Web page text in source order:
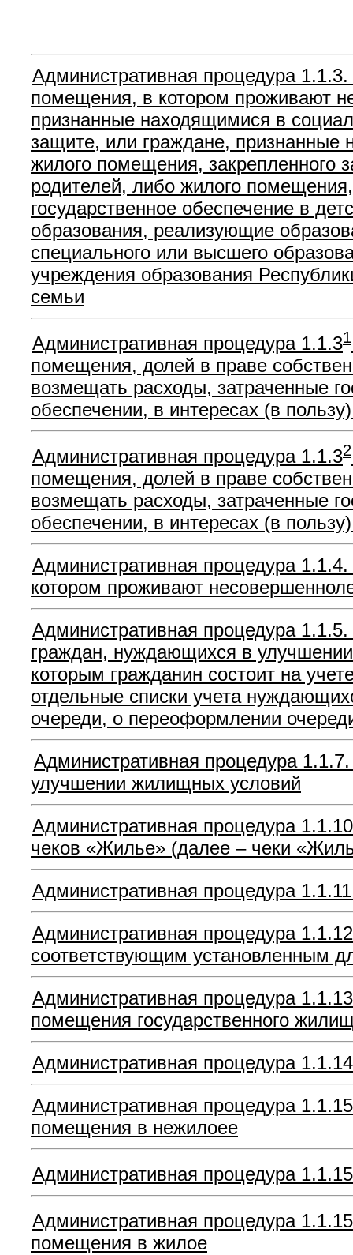
Административная процедура
помещения, в котором проживают
признанные находящимися в
защите, или граждане, признанные
жилого помещения, закрепленного
родителей, либо жилого
государственное обеспечение в
образования, реализующие
специального или высшего
учреждения образования
семьи
Административная процедура 1.1.31
помещения, долей в праве
возмещать расходы, затраченные
обеспечении, в интересах (в
Административная процедура 1.1.32
помещения, долей в праве
возмещать расходы, затраченные
обеспечении, в интересах (в
Административная процедура
котором проживают
Административная процедура
граждан, нуждающихся в
которым гражданин состоит на
отдельные списки учета
очереди, о переоформлении
Административная процедура
улучшении жилищных условий
Административная процедура
чеков «Жилье» (далее – чеки
Административная процедура
Административная процедура
соответствующим установленным
Административная процедура
помещения государственного
Административная процедура
Административная процедура
помещения в нежилоее
Административная процедура 1.1.15
Административная процедура 1.1.15
помещения в жилое